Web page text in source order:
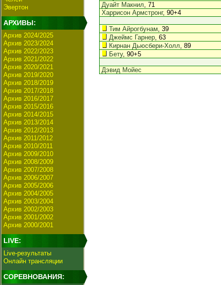
Эвертон
АРХИВЫ:
Архив 2024/2025
Архив 2023/2024
Архив 2022/2023
Архив 2021/2022
Архив 2020/2021
Архив 2019/2020
Архив 2018/2019
Архив 2017/2018
Архив 2016/2017
Архив 2015/2016
Архив 2014/2015
Архив 2013/2014
Архив 2012/2013
Архив 2011/2012
Архив 2010/2011
Архив 2009/2010
Архив 2008/2009
Архив 2007/2008
Архив 2006/2007
Архив 2005/2006
Архив 2004/2005
Архив 2003/2004
Архив 2002/2003
Архив 2001/2002
Архив 2000/2001
LIVE:
Live-результаты
Онлайн трансляции
СОРЕВНОВАНИЯ:
Дуайт Макнил, 71
Харрисон Армстронг, 90+4
Тим Айрогбунам, 39
Джеймс Гарнер, 63
Кирнан Дьюсбери-Холл, 89
Бету, 90+5
Дэвид Мойес